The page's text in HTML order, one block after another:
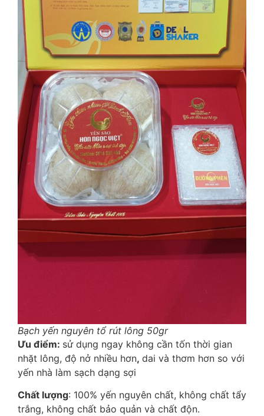
Bạch yến nguyên tổ rút lông 50gr
Ưu điểm: sử dụng ngay không cần tốn thời gian
nhặt lông, độ nở nhiều hơn, dai và thơm hơn so với
yến nhà làm sạch dạng sợi
Chất lượng: 100% yến nguyên chất, không chất tẩy
trắng, không chất bảo quản và chất độn.